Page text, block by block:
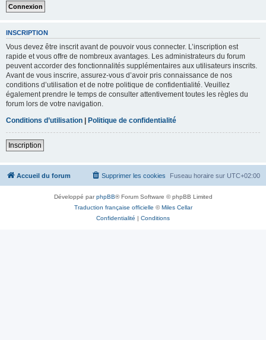
INSCRIPTION
Vous devez être inscrit avant de pouvoir vous connecter. L’inscription est
rapide et vous offre de nombreux avantages. Les administrateurs du forum
peuvent accorder des fonctionnalités supplémentaires aux utilisateurs inscrits.
Avant de vous inscrire, assurez-vous d’avoir pris connaissance de nos
conditions d’utilisation et de notre politique de confidentialité. Veuillez
également prendre le temps de consulter attentivement toutes les règles du
forum lors de votre navigation.
Conditions d’utilisation | Politique de confidentialité
Inscription
Accueil du forum Fuseau horaire sur UTC+02:00
Supprimer les cookies
Développé parphpBB® Forum Software © phpBB Limited
Traduction française officielle ©Miles Cellar
Confidentialité | Conditions